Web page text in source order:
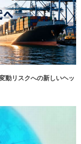
動リスクへの新しいヘッ